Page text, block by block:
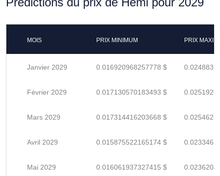
MOIS PRIX MINIMUM PRIX
Janvier 2029 0.016920968257778 $
Février 2029 0.017130570183493 $
Mars 2029 0.017314416203668 $
Avril 2029 0.015875522165174 $
Mai 2029 0.016061937327415 $